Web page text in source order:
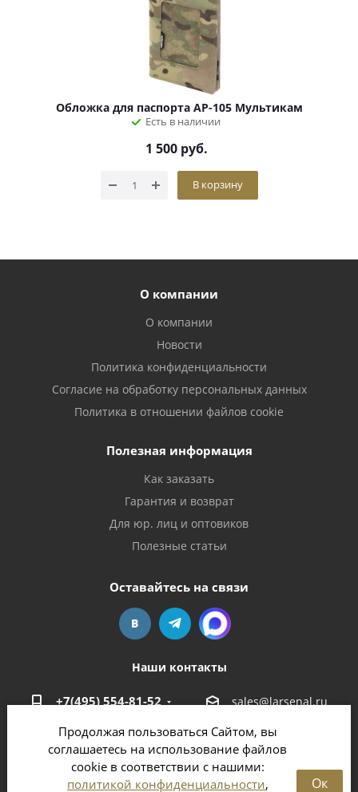
Продолжая пользоваться Сайтом, вы
соглашаетесь на использование файлов
cookie в соответствии с нашими:
политикой конфиденциальности, Ок
Обложка для паспорта АР-105 Мультикам
Есть в наличии
1 500 руб.
В корзину
О компании
О компании
Новости
Политика конфиденциальности
Согласие на обработку персональных данных
Политика в отношении файлов cookie
Полезная информация
Как заказать
Гарантия и возврат
Для юр. лиц и оптовиков
Полезные статьи
Оставайтесь на связи
Наши контакты
+7(495) 554-81-52 sales@larsenal.ru
Московская область,
г. Люберцы,
ул. Хлебозаводская, 8 Б